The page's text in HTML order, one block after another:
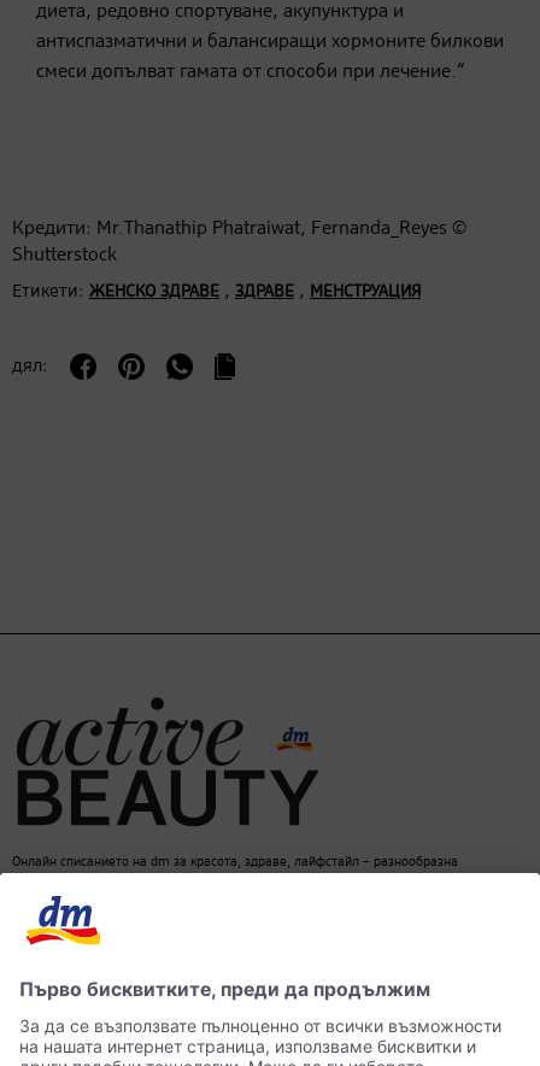
диета, редовно спортуване, акупунктура и
антиспазматични и балансиращи хормоните билкови
смеси допълват гамата от способи при лечение.“
Кредити: Mr.Thanathip Phatraiwat, Fernanda_Reyes ©
Shutterstock
Етикети: ЖЕНСКО ЗДРАВЕ , ЗДРАВЕ , МЕНСТРУАЦИЯ
дял:
Онлайн списанието на dm за красота, здраве, лайфстайл – разнообразна